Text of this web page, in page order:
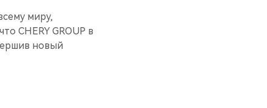
миру,
CHERY GROUP в
новый